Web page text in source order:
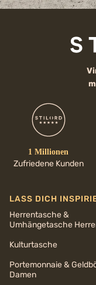
1 Millionen
Zufriedene Kunden
LASS DICH
Herrentasche &
Umhängetasche
Kulturtasche
Portemonnaie &
Damen